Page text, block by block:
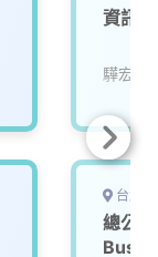
資訊
驊宏資
台北
總公